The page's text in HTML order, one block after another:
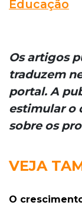
Educação
Os artigos
traduzem
portal. A
estimular o
sobre os
VEJA
O